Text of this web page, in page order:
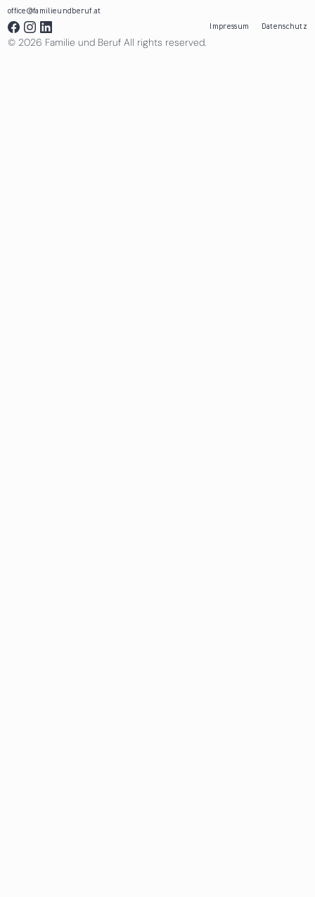
office@familieundberuf.at
Impressum
Datenschutz
© 2026 Familie und Beruf All rights reserved.